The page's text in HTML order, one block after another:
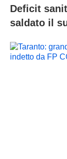
Deficit
saldato il